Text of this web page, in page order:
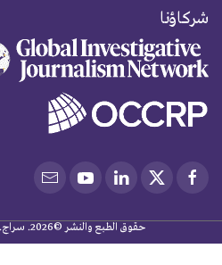
شركاؤنا
حقوق الطبع والنشر ©2026. سراج. جميع الحقوق محفوظة